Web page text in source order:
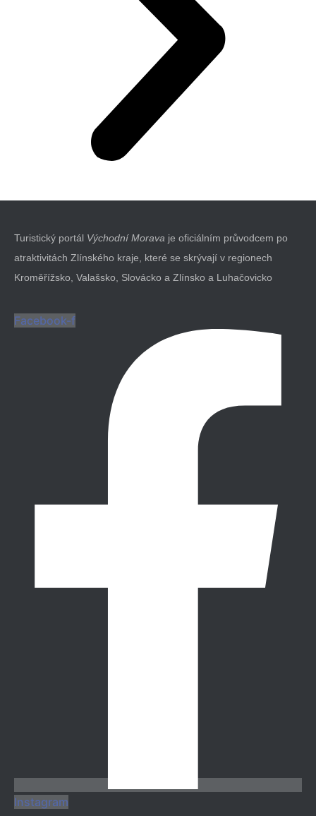
Turistický portál Východní Morava je oficiálním průvodcem po
atraktivitách Zlínského kraje, které se skrývají v regionech
Kroměřížsko, Valašsko, Slovácko a Zlínsko a Luhačovicko
Facebook-f
Instagram